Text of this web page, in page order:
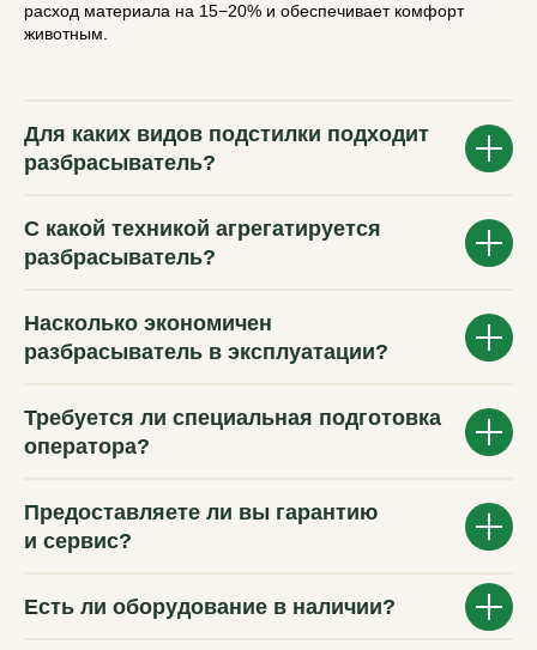
расход материала на 15−20% и обеспечивает комфорт
животным.
Для каких видов подстилки подходит
разбрасыватель?
С какой техникой агрегатируется
разбрасыватель?
Насколько экономичен
разбрасыватель в эксплуатации?
Требуется ли специальная подготовка
оператора?
Предоставляете ли вы гарантию
и сервис?
Есть ли оборудование в наличии?
ВМ-АГРО